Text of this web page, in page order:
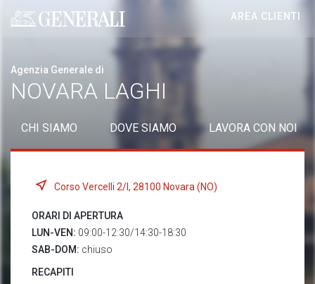
Generali logo
AREA CLIENTI
Agenzia Generale di
NOVARA LAGHI
CHI SIAMO DOVE SIAMO LAVORA CON NOI
Corso Vercelli 2/I, 28100 Novara (NO)
ORARI DI APERTURA
LUN-VEN: 09:00-12:30/14:30-18:30
SAB-DOM: chiuso
RECAPITI